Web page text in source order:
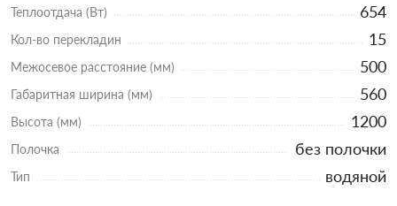
Теплоотдача (Вт) 654
Кол-во перекладин 15
Межосевое расстояние (мм) 500
Габаритная ширина (мм) 560
Высота (мм) 1200
Полочка без полочки
Тип водяной